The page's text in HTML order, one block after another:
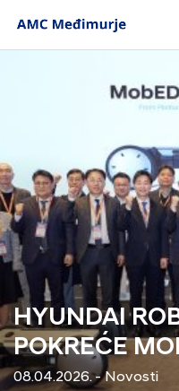
HYUNDAI
POKREĆE
08.04.2026. - Novosti